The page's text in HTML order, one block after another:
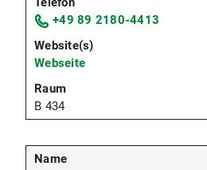
+49 89 2180-4413
Webseite
B 434